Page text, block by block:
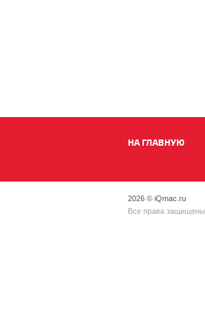
НА ГЛАВНУЮ
2026 © iQmac.ru
Все права защищены